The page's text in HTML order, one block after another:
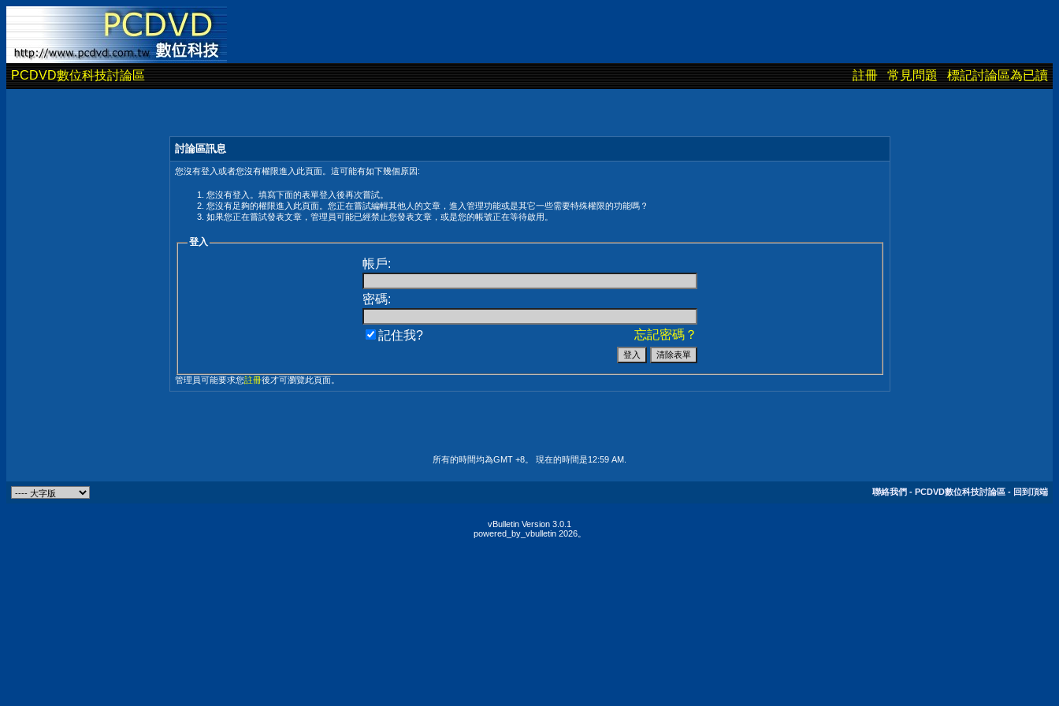
PCDVD數位科技討論區 註冊 常見問題 標記討論區為已讀
討論區訊息
您沒有登入或者您沒有權限進入此頁面。這可能有如下幾個原因:
您沒有登入。填寫下面的表單登入後再次嘗試。
您沒有足夠的權限進入此頁面。您正在嘗試編輯其他人的文章，進入管理功能或是其它一些需要特殊權限的功能嗎？
如果您正在嘗試發表文章，管理員可能已經禁止您發表文章，或是您的帳號正在等待啟用。
登入
帳戶:
密碼:
忘記密碼？
記住我?
管理員可能要求您註冊後才可瀏覽此頁面。
所有的時間均為GMT +8。 現在的時間是12:59 AM
聯絡我們 - PCDVD數位科技討論區 - 回到頂端
vBulletin Version 3.0.1
powered_by_vbulletin 2026。